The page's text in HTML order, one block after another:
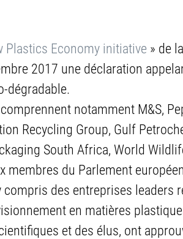
Plastics Economy initiative » de
2017 une déclaration
dégradable.
notamment M&S,
Recycling Group, Gulf
South Africa, World
membres du Parlement
compris des entreprises leaders
en matières
et des élus, ont